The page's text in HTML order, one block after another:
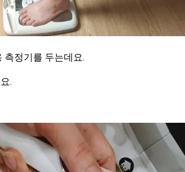
측정기를 두는데요.
.